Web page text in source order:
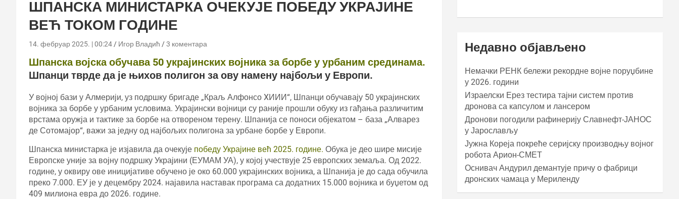
ШПАНСКА МИНИСТАРКА ОЧЕКУЈЕ ПОБЕДУ УКРАЈИНЕ
ВЕЋ ТОКОМ ГОДИНЕ
14. фебруар 2025. | 00:24 Игор Владић 3 коментара
Шпанска војска обучава 50 украјинских војника за борбе у урбаним срединама.
Шпанци тврде да је њихов полигон за ову намену најбољи у Европи.
У војној бази у Алмерији, уз подршку бригаде „Краљ Алфонсо XИИИ“, Шпанци обучавају 50 украјинских
војника за борбе у урбаним условима. Украјински војници су раније прошли обуку из гађања различитим
врстама оружја и тактике за борбе на отвореном терену. Шпанија се поноси објекатом – база „Алварез
де Сотомајор“, важи за једну од најбољих полигона за урбане борбе у Европи.
Шпанска министарка је изјавила да очекује победу Украјине већ 2025. године. Обука је део шире мисије
Европске уније за војну подршку Украјини (ЕУМАМ УА), у којој учествује 25 европских земаља. Од 2022.
године, у оквиру ове иницијативе обучено је око 60.000 украјинских војника, а Шпанија је до сада обучила
преко 7.000. ЕУ је у децембру 2024. најавила наставак програма са додатних 15.000 војника и буџетом од
409 милиона евра до 2026. године.
Недавно објављено
Немачки РЕНК бележи рекордне војне поруџбине
у 2026. години
Израелски Ерез тестира тајни систем против
дронова са капсулом и лансером
Дронови погодили рафинерију Славнефт-ЈАНОС
у Јарослављу
Јужна Кореја покреће серијску производњу војног
робота Арион-СМЕТ
Оснивач Андурил демантује причу о фабрици
дронских чамаца у Мериленду